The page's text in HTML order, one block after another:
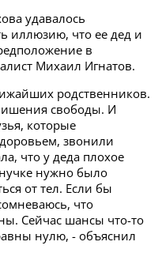
удавалось
иллюзию, что ее дед и
в
Михаил Игнатов.
родственников.
свободы. И
которые
звонили
что у деда плохое
нужно было
от тел. Если бы
что
Сейчас шансы что-то
нулю, - объяснил